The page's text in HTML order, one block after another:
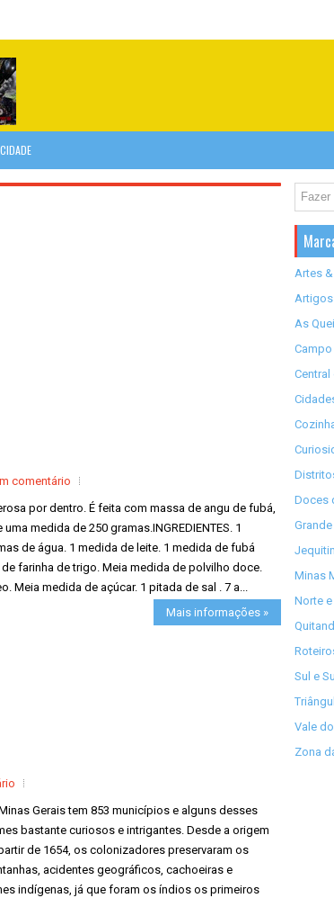
comentário
por dentro. É feita com massa de angu de fubá,
medida de 250 gramas.INGREDIENTES. 1
de água. 1 medida de leite. 1 medida de fubá
farinha de trigo. Meia medida de polvilho doce.
Meia medida de açúcar. 1 pitada de sal . 7 a...
Mais informações »
Gerais tem 853 municípios e alguns desses
bastante curiosos e intrigantes. Desde a origem
de 1654, os colonizadores preservaram os
acidentes geográficos, cachoeiras e
indígenas, já que foram os índios os primeiros
Artes
As
Central
Doces
Minas
Norte
Sul e
Vale
Zona